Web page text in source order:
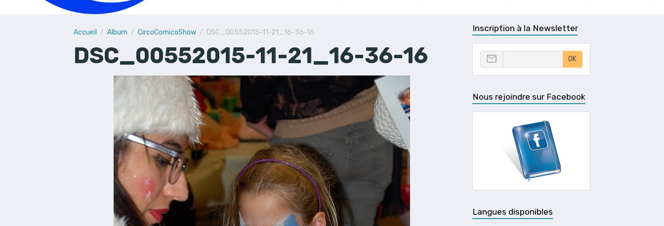
Accueil Album CircoComicoShow DSC_00552015-11-21_16-36-16
DSC_00552015-11-21_16-36-16
Inscription à la Newsletter
OK
Nous rejoindre sur Facebook
Langues disponibles